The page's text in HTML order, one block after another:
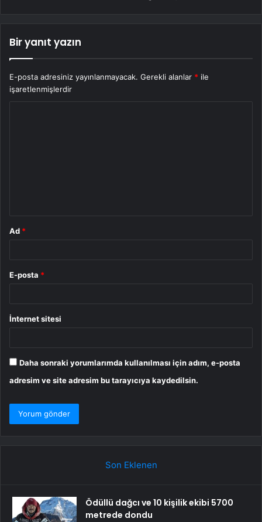
Bir yanıt yazın
E-posta adresiniz yayınlanmayacak. Gerekli alanlar * ile
işaretlenmişlerdir
Ad *
E-posta *
İnternet sitesi
Daha sonraki yorumlarımda kullanılması için adım, e-posta
adresim ve site adresim bu tarayıcıya kaydedilsin.
Son Eklenen
Ödüllü dağcı ve 10 kişilik ekibi 5700
metrede dondu